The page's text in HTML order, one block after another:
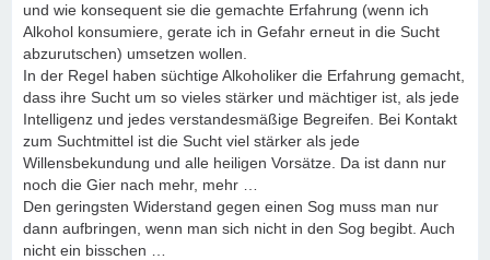
und wie konsequent sie die gemachte Erfahrung (wenn ich
Alkohol konsumiere, gerate ich in Gefahr erneut in die Sucht
abzurutschen) umsetzen wollen.
In der Regel haben süchtige Alkoholiker die Erfahrung gemacht,
dass ihre Sucht um so vieles stärker und mächtiger ist, als jede
Intelligenz und jedes verstandesmäßige Begreifen. Bei Kontakt
zum Suchtmittel ist die Sucht viel stärker als jede
Willensbekundung und alle heiligen Vorsätze. Da ist dann nur
noch die Gier nach mehr, mehr …
Den geringsten Widerstand gegen einen Sog muss man nur
dann aufbringen, wenn man sich nicht in den Sog begibt. Auch
nicht ein bisschen …